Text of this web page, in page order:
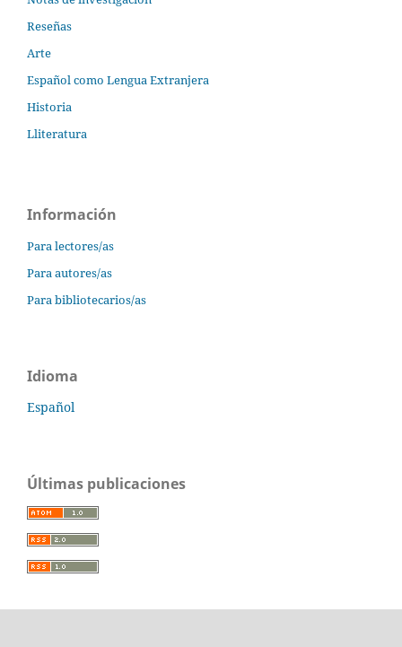
Reseñas
Arte
Español como Lengua Extranjera
Historia
Lliteratura
Información
Para lectores/as
Para autores/as
Para bibliotecarios/as
Idioma
Español
Últimas publicaciones